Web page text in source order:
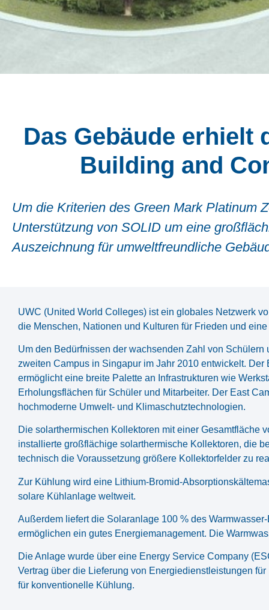
Das Gebäude erhielt
Building and
Um die Kriterien des Green Mark Platinum
Unterstützung von SOLID um eine
Auszeichnung für umweltfreundliche
UWC (United World Colleges) ist ein globales Netzwerk
die Menschen, Nationen und Kulturen für Frieden und
Um den Bedürfnissen der wachsenden Zahl von
zweiten Campus in Singapur im Jahr 2010 entwickelt.
ermöglicht eine breite Palette an Infrastrukturen wie
Erholungsflächen für Schüler und Mitarbeiter. Der East
hochmoderne Umwelt- und Klimaschutztechnologien.
Die solarthermischen Kollektoren mit einer Gesamtfläche
installierte großflächige solarthermische Kollektoren, die
technisch die Voraussetzung größere Kollektorfelder zu
Zur Kühlung wird eine Lithium-Bromid-
solare Kühlanlage weltweit.
Außerdem liefert die Solaranlage 100 % des
ermöglichen ein gutes Energiemanagement. Die
Die Anlage wurde über eine Energy Service Company
Vertrag über die Lieferung von Energiedienstleistungen
für konventionelle Kühlung.